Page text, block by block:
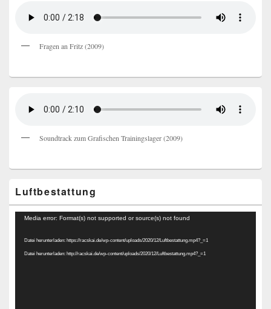
Fragen an Fritz (2009)
Soundtrack zum Grafischen Trainingslager (2009)
Luftbestattung
Video-
Media error: Format(s) not supported or source(s) not found
Datei herunterladen: https://racskai.de/wp-content/uploads/2020/12/Luftbestattung.mp4?_=1
Datei herunterladen: http://racskai.de/wp-content/uploads/2020/12/Luftbestattung.mp4?_=1